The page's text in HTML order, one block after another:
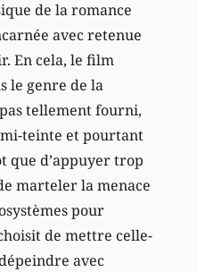
de la romance
avec retenue
En cela, le film
le genre de la
tellement fourni,
teinte et pourtant
que d’appuyer trop
marteler la menace
pour
de mettre celle-
avec